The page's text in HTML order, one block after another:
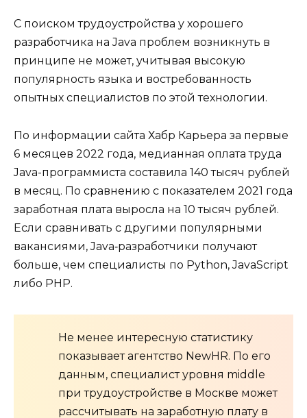
С поиском трудоустройства у хорошего
разработчика на Java проблем возникнуть в
принципе не может, учитывая высокую
популярность языка и востребованность
опытных специалистов по этой технологии.
По информации сайта Хабр Карьера за первые
6 месяцев 2022 года, медианная оплата труда
Java-программиста составила 140 тысяч рублей
в месяц. По сравнению с показателем 2021 года
заработная плата выросла на 10 тысяч рублей.
Если сравнивать с другими популярными
вакансиями, Java‑разработчики получают
больше, чем специалисты по Python, JavaScript
либо PHP.
Не менее интересную статистику
показывает агентство NewHR. По его
данным, специалист уровня middle
при трудоустройстве в Москве может
рассчитывать на заработную плату в